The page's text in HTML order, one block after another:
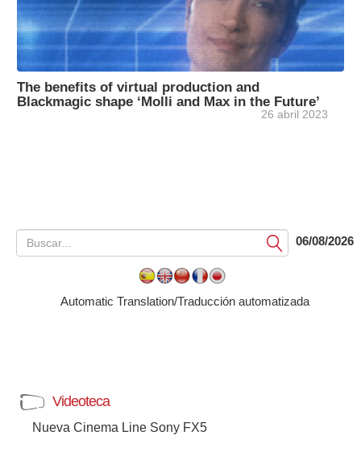
The benefits of virtual production and
Blackmagic shape ‘Molli and Max in the Future’
26 abril 2023
Submit06/08/2026
Automatic Translation/Traducción automatizada
Videoteca
Nueva Cinema Line Sony FX5